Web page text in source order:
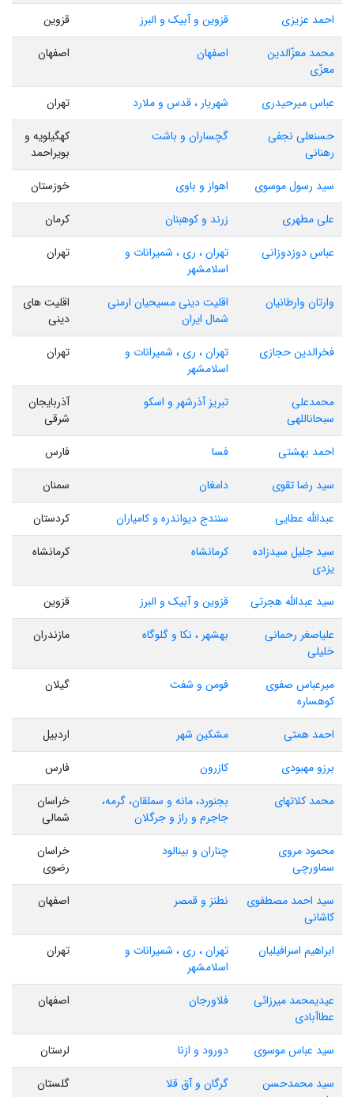
احمد عزیزی قزوین و آبیک و البرز
قزوین
محمد معزّالدین
معزّی
اصفهان اصفهان
عباس میرحیدری شهریار ، قدس و ملارد
تهران
حسنعلی نجفی
رهنانی
گچساران و باشت
کهگیلویه و
بویراحمد
سید رسول موسوی
اهواز و باوی
خوزستان
علی مطهری
زرند و کوهبنان
کرمان
عباس دوزدوزانی
تهران ، ری ، شمیرانات و
اسلامشهر
تهران
وارتان وارطانیان
اقلیت دینی مسیحیان ارمنی
شمال ایران
اقلیت های
دینی
فخرالدین حجازی
تهران ، ری ، شمیرانات و
اسلامشهر
تهران
محمدعلی
سبحاناللهی
تبریز آذرشهر و اسکو
آذربایجان
شرقی
احمد بهشتی
فسا
فارس
سید رضا تقوی
دامغان
سمنان
عبدالله عطایی
سنندج دیواندره و کامیاران
کردستان
سید جلیل سیدزاده
یزدی
کرمانشاه کرمانشاه
سید عبدالله هجرتی قزوین و آبیک و البرز
قزوین
علیاصغر رحمانی
خلیلی
بهشهر ، نکا و گلوگاه مازندران
میرعباس صفوی
کوهساره
فومن و شفت گیلان
احمد همتی مشکین شهر
اردبیل
برزو مهبودی
کازرون
فارس
محمد کلاتهای
بجنورد، مانه و سملقان، گرمه،
جاجرم و راز و جرگلان
خراسان
شمالی
محمود مروی
سماورچی
چناران و بینالود
خراسان
رضوی
سید احمد مصطفوی
کاشانی
نطنز و قمصر اصفهان
ابراهیم اسرافیلیان
تهران ، ری ، شمیرانات و
اسلامشهر
تهران
عیدیمحمد میرزائی
عطاآبادی
فلاورجان اصفهان
سید عباس موسوی دورود و ازنا
لرستان
سید محمدحسن
گرگان و آق قلا گلستان